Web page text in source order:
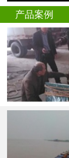
产品案例